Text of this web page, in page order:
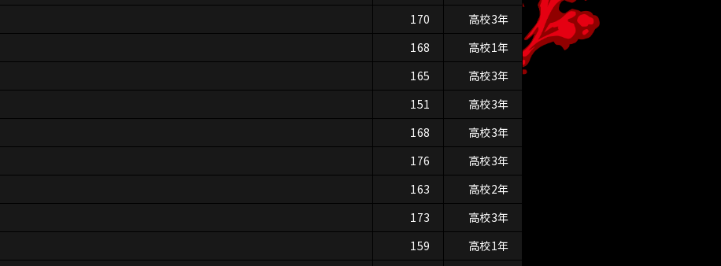
170
高校3年
168
高校1年
165
高校3年
151
高校3年
168
高校3年
176
高校3年
163
高校2年
173
高校3年
159
高校1年